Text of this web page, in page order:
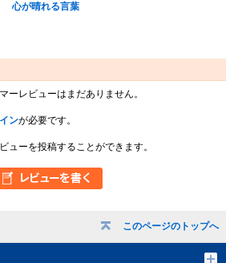
このページのトップへ
心が晴れる言葉
ーレビューはまだありません。
ンが必要です。
ューを投稿することができます。